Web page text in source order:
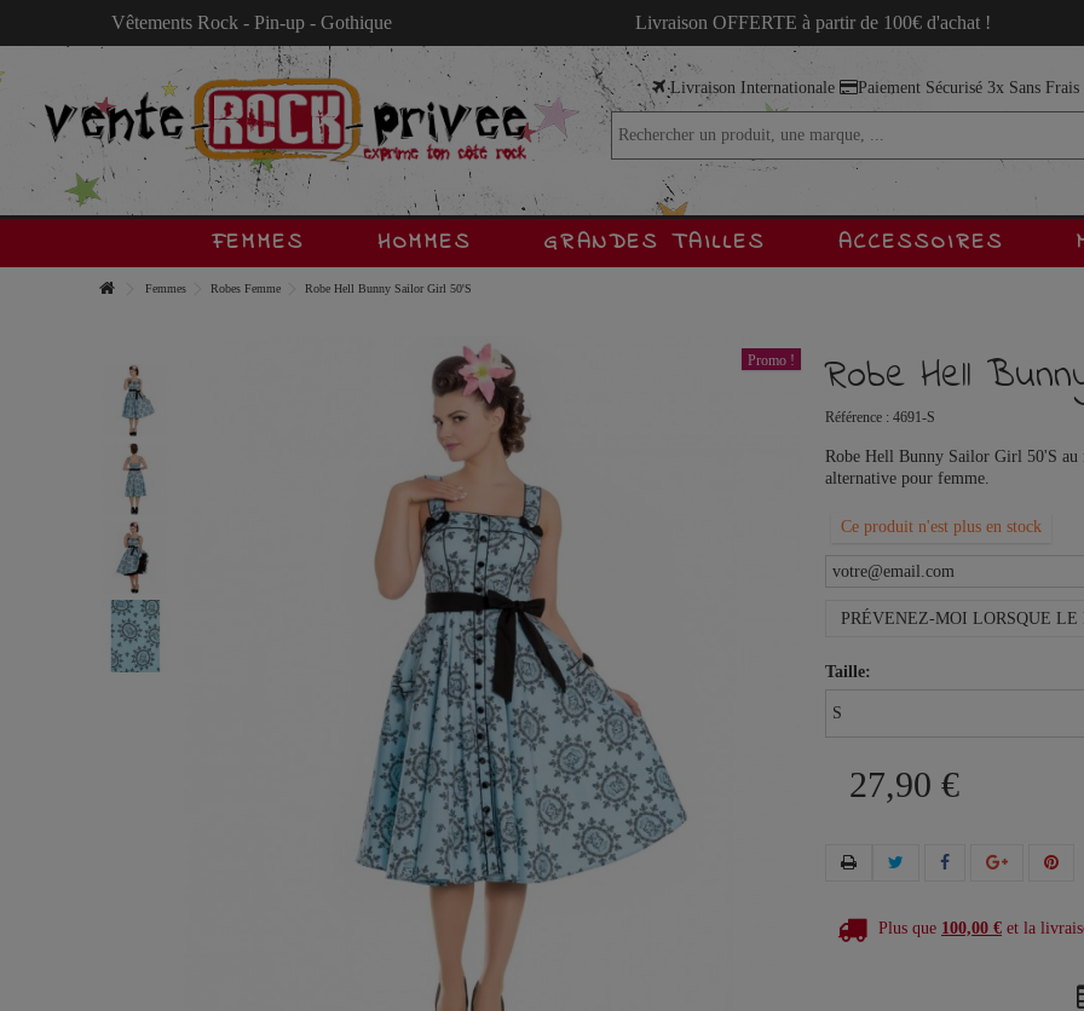
Vêtements Rock - Pin-up - Gothique Livraison OFFERTE à partir de 100€ d'achat !
Livraison Internationale Paiement Sécurisé 3x Sans Frais
FEMMES HOMMES GRANDES TAILLES ACCESSOIRES
Femmes Robes Femme Robe Hell Bunny Sailor Girl 50'S
Promo ! Robe Hell
Référence : 4691-S
Robe Hell Bunny Sailor Girl 50'S au
alternative pour femme.
Ce produit n'est plus en stock
PRÉVENEZ-MOI LORSQUE
Taille:
27,90 €
Plus que 100,00 € et la